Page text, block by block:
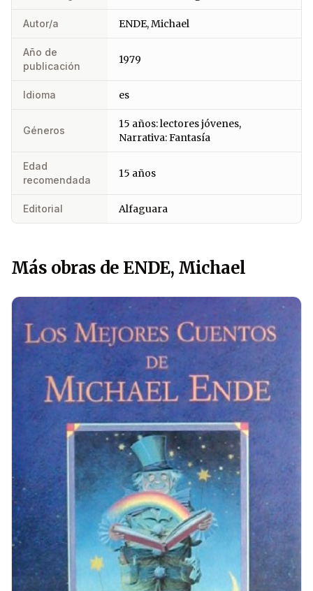
Autor/a ENDE, Michael
Año de
publicación
1979
Idioma es
Géneros
15 años: lectores jóvenes,
Narrativa: Fantasía
Edad
recomendada
15 años
Editorial Alfaguara
Más obras de ENDE, Michael